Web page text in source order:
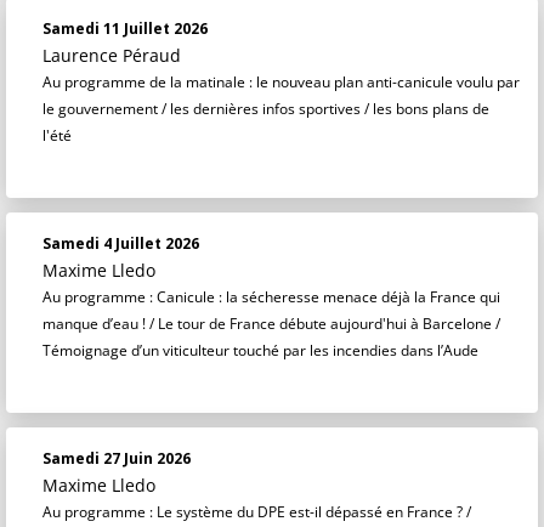
Samedi 11 Juillet 2026
Laurence Péraud
Au programme de la matinale : le nouveau plan anti-canicule voulu par
le gouvernement / les dernières infos sportives / les bons plans de
l'été
Samedi 4 Juillet 2026
Maxime Lledo
Au programme : Canicule : la sécheresse menace déjà la France qui
manque d’eau ! / Le tour de France débute aujourd'hui à Barcelone /
Témoignage d’un viticulteur touché par les incendies dans l’Aude
Samedi 27 Juin 2026
Maxime Lledo
Au programme : Le système du DPE est-il dépassé en France ? /